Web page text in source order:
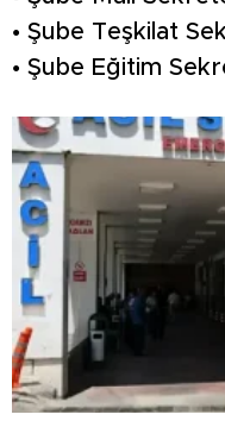
• Şube Teşkilat
• Şube Eğitim